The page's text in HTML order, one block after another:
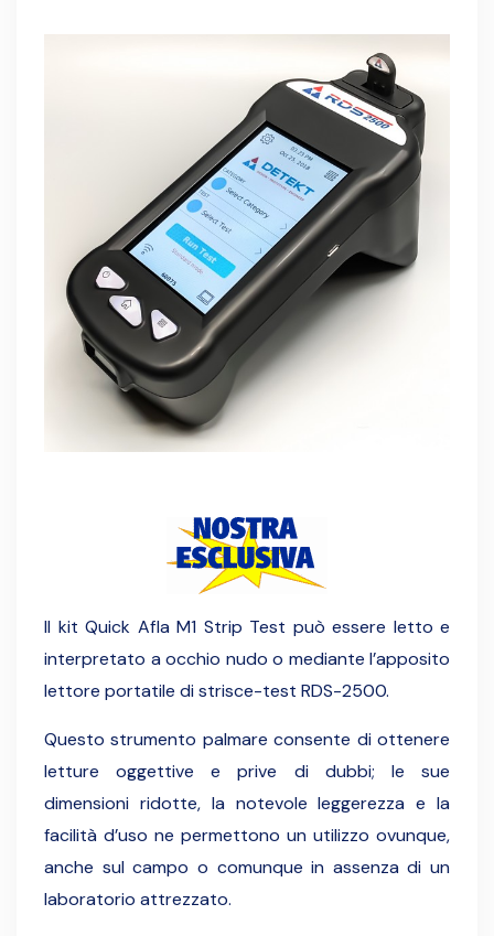
Il kit Quick Afla M1 Strip Test può essere letto e
interpretato a occhio nudo o mediante l’apposito
lettore portatile di strisce-test RDS-2500.
Questo strumento palmare consente di ottenere
letture oggettive e prive di dubbi; le sue
dimensioni ridotte, la notevole leggerezza e la
facilità d’uso ne permettono un utilizzo ovunque,
anche sul campo o comunque in assenza di un
laboratorio attrezzato.